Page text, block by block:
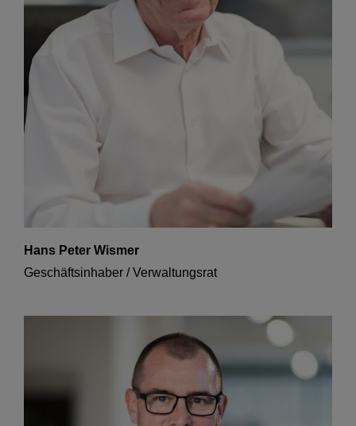
Hans Peter Wismer
Geschäftsinhaber / Verwaltungsrat